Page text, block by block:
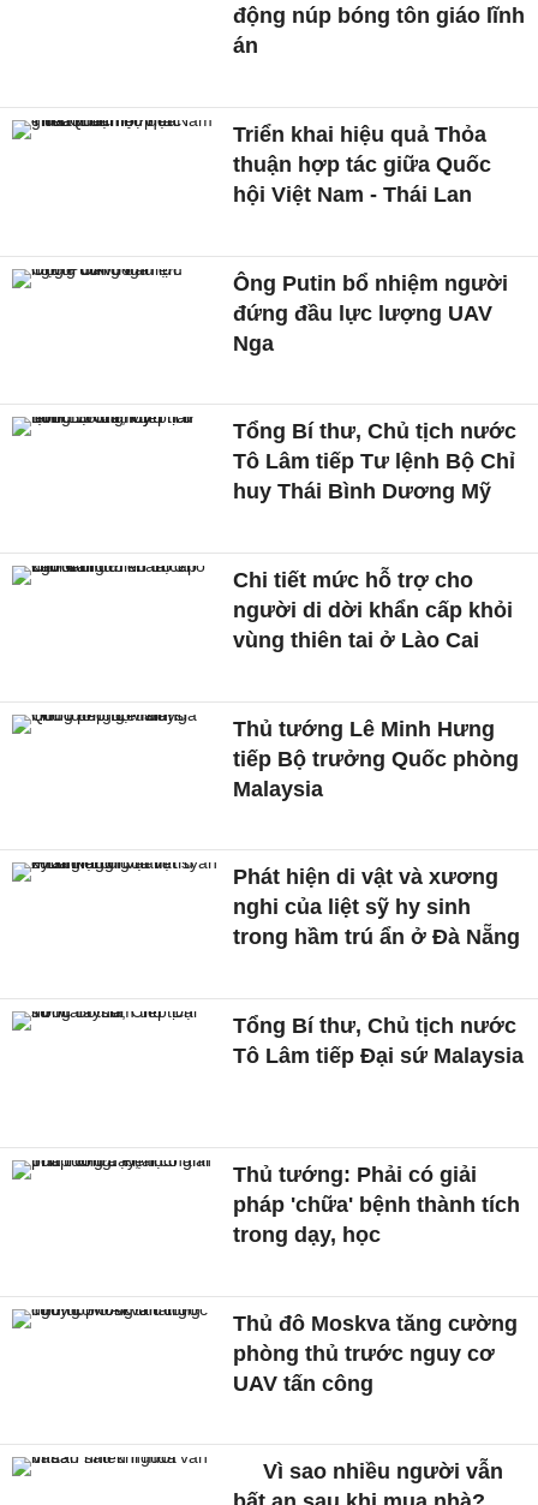
động núp bóng tôn giáo lĩnh
án
Triển khai hiệu quả Thỏa
thuận hợp tác giữa Quốc
hội Việt Nam - Thái Lan
Ông Putin bổ nhiệm người
đứng đầu lực lượng UAV
Nga
Tổng Bí thư, Chủ tịch nước
Tô Lâm tiếp Tư lệnh Bộ Chỉ
huy Thái Bình Dương Mỹ
Chi tiết mức hỗ trợ cho
người di dời khẩn cấp khỏi
vùng thiên tai ở Lào Cai
Thủ tướng Lê Minh Hưng
tiếp Bộ trưởng Quốc phòng
Malaysia
Phát hiện di vật và xương
nghi của liệt sỹ hy sinh
trong hầm trú ẩn ở Đà Nẵng
Tổng Bí thư, Chủ tịch nước
Tô Lâm tiếp Đại sứ Malaysia
Thủ tướng: Phải có giải
pháp 'chữa' bệnh thành tích
trong dạy, học
Thủ đô Moskva tăng cường
phòng thủ trước nguy cơ
UAV tấn công
Vì sao nhiều người vẫn